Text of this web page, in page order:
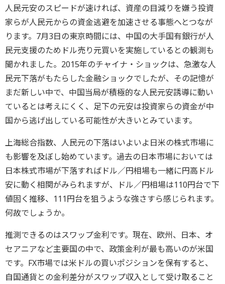
人民元安のスピードが速ければ、資産の目減りを嫌う投資
家らが人民元からの資金逃避を加速させる事態へとつなが
ります。7月3日の東京時間には、中国の大手国有銀行が人
民元支援のためドル売り元買いを実施しているとの観測も
聞かれました。2015年のチャイナ・ショックは、急激な人
民元下落がもたらした金融ショックでしたが、その記憶が
まだ新しい中で、中国当局が積極的な人民元安誘導に動い
ているとは考えにくく、足下の元安は投資家らの資金が中
国から逃げ出している可能性が大きいとみています。
上海総合指数、人民元の下落はいよいよ日米の株式市場に
も影響を及ぼし始めています。過去の日本市場においては
日本株式市場が下落すればドル／円相場も一緒に円高ドル
安に動く相関がみられますが、ドル／円相場は110円台で下
値固く推移、111円台を狙うような強さすら感じられます。
何故でしょうか。
推測できるのはスワップ金利です。現在、欧州、日本、オ
セアニアなど主要国の中で、政策金利が最も高いのが米国
です。FX市場では米ドルの買いポジションを保有すると、
自国通貨との金利差分がスワップ収入として受け取ること